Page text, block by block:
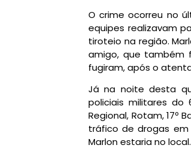
O crime ocorreu no
equipes realizavam
tiroteio na região.
amigo, que também
fugiram, após o
Já na noite desta
policiais militares do
Regional, Rotam, 17º
tráfico de drogas em
Marlon estaria no local.